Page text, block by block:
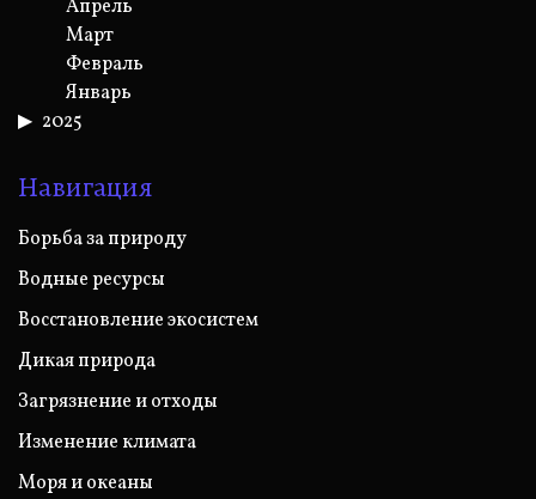
Апрель
Март
Февраль
Январь
2025
Навигация
Борьба за природу
Водные ресурсы
Восстановление экосистем
Дикая природа
Загрязнение и отходы
Изменение климата
Моря и океаны